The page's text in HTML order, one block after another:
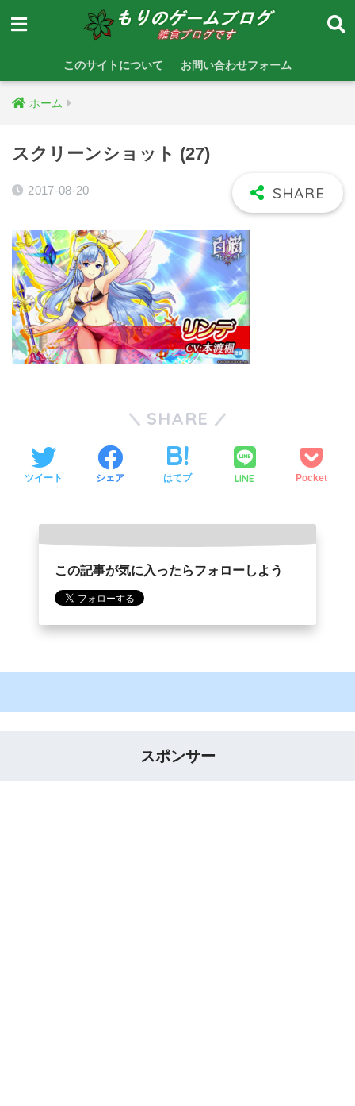
このサイトについて お問い合わせフォーム
ホーム
スクリーンショット (27)
2017-08-20
SHARE
ツイート シェア はてブ LINE Pocket
この記事が気に入ったらフォローしよう
スポンサー